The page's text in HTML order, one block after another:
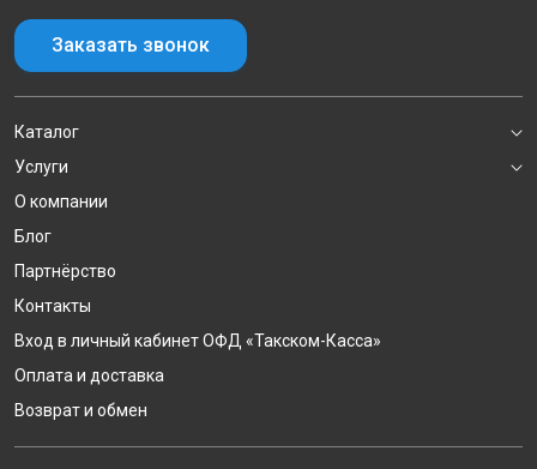
Заказать звонок
Каталог
Услуги
О компании
Блог
Партнёрство
Контакты
Вход в личный кабинет ОФД «Такском-Касса»
Оплата и доставка
Возврат и обмен